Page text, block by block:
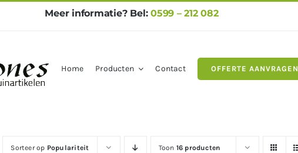
Meer informatie? Bel:0599 – 212 082
Home Producten Contact OFFERTE AANVRAGEN
Sorteer op Populariteit Toon 16 producten